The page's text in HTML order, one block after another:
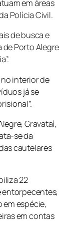
em áreas
Polícia Civil.
de busca e
Porto Alegre
no interior de
já se
Gravataí,
se da
cautelares
22
entorpecentes,
espécie,
em contas